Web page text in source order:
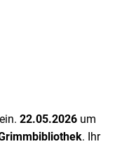
22.05.2026 um
. Ihr